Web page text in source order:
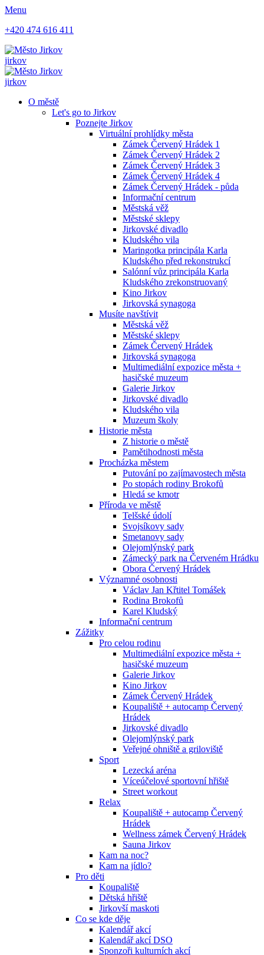
Menu
+420 474 616 411
jirkov
jirkov
O městě
Let's go to Jirkov
Poznejte Jirkov
Virtuální prohlídky města
Zámek Červený Hrádek 1
Zámek Červený Hrádek 2
Zámek Červený Hrádek 3
Zámek Červený Hrádek 4
Zámek Červený Hrádek - půda
Informační centrum
Městská věž
Městské sklepy
Jirkovské divadlo
Kludského vila
Maringotka principála Karla
Kludského před rekonstrukcí
Salónní vůz principála Karla
Kludského zrekonstruovaný
Kino Jirkov
Jirkovská synagoga
Musíte navštívit
Městská věž
Městské sklepy
Zámek Červený Hrádek
Jirkovská synagoga
Multimediální expozice města +
hasičské muzeum
Galerie Jirkov
Jirkovské divadlo
Kludského vila
Muzeum školy
Historie města
Z historie o městě
Pamětihodnosti města
Procházka městem
Putování po zajímavostech města
Po stopách rodiny Brokofů
Hledá se kmotr
Příroda ve městě
Telšské údolí
Svojsíkovy sady
Smetanovy sady
Olejomlýnský park
Zámecký park na Červeném Hrádku
Obora Červený Hrádek
Významné osobnosti
Václav Jan Křtitel Tomášek
Rodina Brokofů
Karel Kludský
Informační centrum
Zážitky
Pro celou rodinu
Multimediální expozice města +
hasičské muzeum
Galerie Jirkov
Kino Jirkov
Zámek Červený Hrádek
Koupaliště + autocamp Červený
Hrádek
Jirkovské divadlo
Olejomlýnský park
Veřejné ohniště a griloviště
Sport
Lezecká aréna
Víceúčelové sportovní hřiště
Street workout
Relax
Koupaliště + autocamp Červený
Hrádek
Wellness zámek Červený Hrádek
Sauna Jirkov
Kam na noc?
Kam na jídlo?
Pro děti
Koupaliště
Dětská hřiště
Jirkovší maskoti
Co se kde děje
Kalendář akcí
Kalendář akcí DSO
Sponzoři kulturních akcí